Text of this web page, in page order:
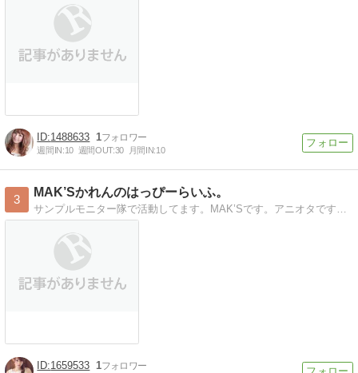
1488633 1
週間IN:10 週間OUT:30 月間IN:10
3
MAK’Sかれんのはっぴーらいふ。
サンプルモニター隊で活動してます。MAK’Sです。アニオタです。大阪でモデル活動など色々してます。
1659533 1